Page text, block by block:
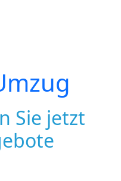
Sie jetzt